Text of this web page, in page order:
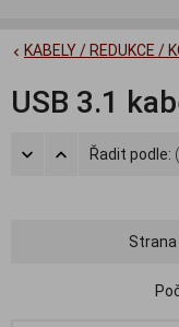
KABELY / REDUKCE /
USB 3.1
Řadit podle:
Strana